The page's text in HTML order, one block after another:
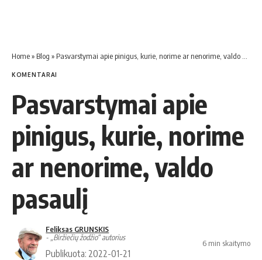
Home» Blog » Pasvarstymai apie pinigus, kurie, norime ar nenorime, valdo pasaulį
KOMENTARAI
Pasvarstymai apie
pinigus, kurie, norime
ar nenorime, valdo
pasaulį
Feliksas GRUNSKIS
- „Biržiečių žodžio“ autorius
Publikuota: 2022-01-21
6 min skaitymo